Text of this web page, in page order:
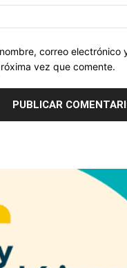
correo electrónico
vez que comente.